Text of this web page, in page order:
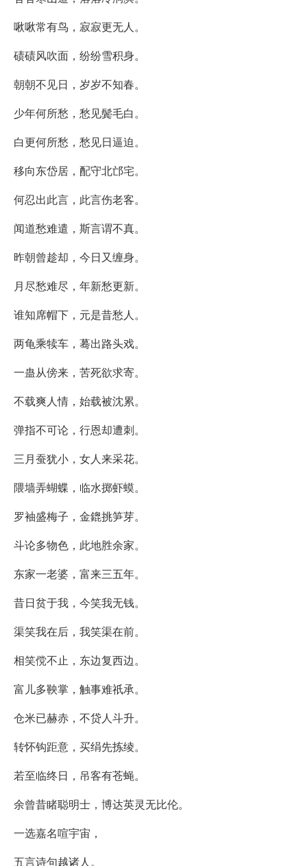
啾啾常有鸟，寂寂更无人。
碛碛风吹面，纷纷雪积身。
朝朝不见日，岁岁不知春。
少年何所愁，愁见鬓毛白。
白更何所愁，愁见日逼迫。
移向东岱居，配守北邙宅。
何忍出此言，此言伤老客。
闻道愁难遣，斯言谓不真。
昨朝曾趁却，今日又缠身。
月尽愁难尽，年新愁更新。
谁知席帽下，元是昔愁人。
两龟乘犊车，蓦出路头戏。
一蛊从傍来，苦死欲求寄。
不载爽人情，始载被沈累。
弹指不可论，行恩却遭刺。
三月蚕犹小，女人来采花。
隈墙弄蝴蝶，临水掷虾蟆。
罗袖盛梅子，金鎞挑笋芽。
斗论多物色，此地胜余家。
东家一老婆，富来三五年。
昔日贫于我，今笑我无钱。
渠笑我在后，我笑渠在前。
相笑傥不止，东边复西边。
富儿多鞅掌，触事难祇承。
仓米已赫赤，不贷人斗升。
转怀钩距意，买绢先拣绫。
若至临终日，吊客有苍蝇。
余曾昔睹聪明士，博达英灵无比伦。
一选嘉名喧宇宙，
五言诗句越诸人。